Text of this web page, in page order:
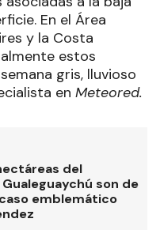
En el Área
y la Costa
estos
gris, lluvioso
en Meteored.
del
son de
emblemático